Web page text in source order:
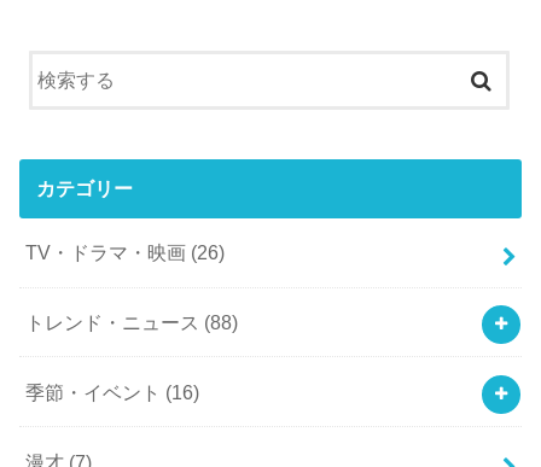
カテゴリー
TV・ドラマ・映画 (26)
トレンド・ニュース (88)
季節・イベント (16)
漫才 (7)